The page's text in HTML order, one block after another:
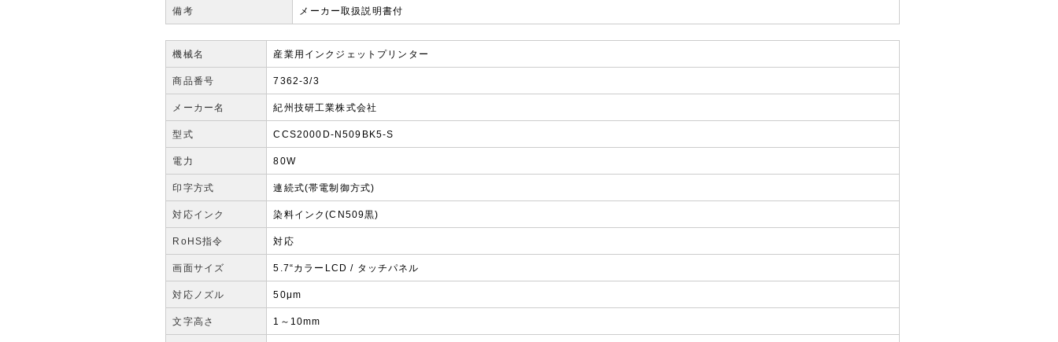
備考 メーカー取扱説明書付
機械名 産業用インクジェットプリンター
商品番号 7362-3/3
メーカー名 紀州技研工業株式会社
型式 CCS2000D-N509BK5-S
電力 80W
印字方式 連続式(帯電制御方式)
対応インク 染料インク(CN509黒)
RoHS指令 対応
画面サイズ 5.7“カラーLCD / タッチパネル
対応ノズル 50μm
文字高さ 1～10mm